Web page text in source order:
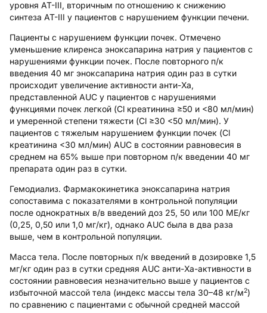
уровня АТ-III, вторичным по отношению к снижению
синтеза АТ-III у пациентов с нарушением функции печени.
Пациенты с нарушением функции почек. Отмечено
уменьшение клиренса эноксапарина натрия у пациентов с
нарушениями функции почек. После повторного п/к
введения 40 мг эноксапарина натрия один раз в сутки
происходит увеличение активности анти-Ха,
представленной AUC у пациентов с нарушениями
функциями почек легкой (Cl креатинина ≥50 и <80 мл/мин)
и умеренной степени тяжести (Cl ≥30 <50 мл/мин). У
пациентов с тяжелым нарушением функции почек (Cl
креатинина <30 мл/мин) AUC в состоянии равновесия в
среднем на 65% выше при повторном п/к введении 40 мг
препарата один раз в сутки.
Гемодиализ. Фармакокинетика эноксапарина натрия
сопоставима с показателями в контрольной популяции
после однократных в/в введений доз 25, 50 или 100 МЕ/кг
(0,25, 0,50 или 1,0 мг/кг), однако AUC была в два раза
выше, чем в контрольной популяции.
Масса тела. После повторных п/к введений в дозировке 1,5
мг/кг один раз в сутки средняя AUC анти-Ха-активности в
состоянии равновесия незначительно выше у пациентов с
избыточной массой тела (индекс массы тела 30–48 кг/м2)
по сравнению с пациентами с обычной средней массой